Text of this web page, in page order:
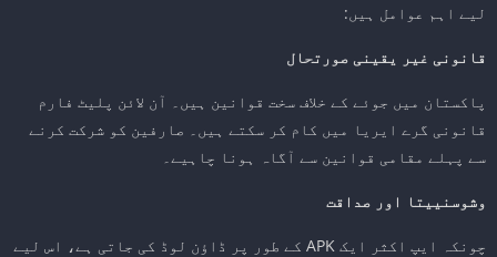
لیے اہم عوامل ہیں:
قانونی غیر یقینی صورتحال
پاکستان میں جوئے کے خلاف سخت قوانین ہیں۔ آن لائن پلیٹ فارم
قانونی گرے ایریا میں کام کر سکتے ہیں۔ صارفین کو شرکت کرنے
سے پہلے مقامی قوانین سے آگاہ ہونا چاہیے۔
وشوسنییتا اور صداقت
چونکہ ایپ اکثر ایک APK کے طور پر ڈاؤن لوڈ کی جاتی ہے، اس لیے